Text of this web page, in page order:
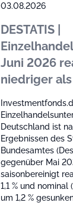
03.08.2026
DESTATIS |
Juni 2026
niedriger
Deutschland ist
Ergebnissen des
Bundesamtes
gegenüber Mai
saisonbereinigt
1,1 % und
um 1,2 %